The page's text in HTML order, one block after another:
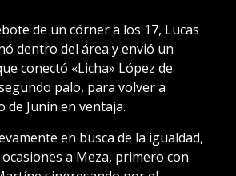
de un córner a los 17, Lucas
dentro del área y envió un
conectó «Licha» López de
palo, para volver a
de Junín en ventaja.
en busca de la igualdad,
a Meza, primero con